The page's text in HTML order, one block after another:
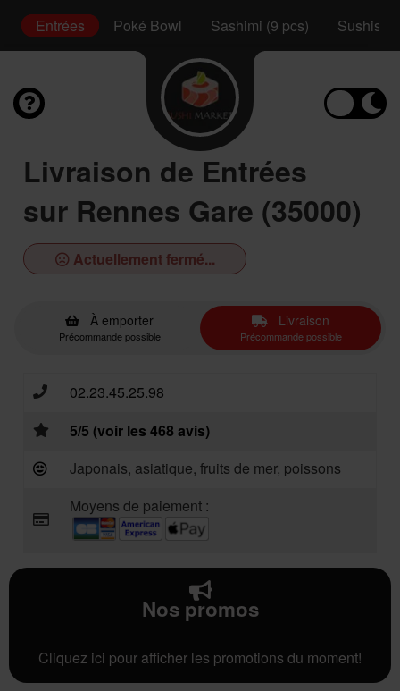
Entrées Poké Bowl Sashimi (9 pcs) Sushis
Livraison de Entrées
sur Rennes Gare (35000)
Actuellement fermé...
À emporter
Précommande possible
Livraison
Précommande possible
02.23.45.25.98
5/5 (voir les 468 avis)
Japonais, asiatique, fruits de mer, poissons
Moyens de paiement :
Nos promos
Cliquez ici pour afficher les promotions du moment!